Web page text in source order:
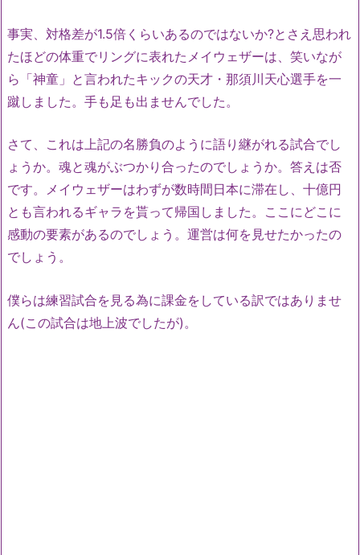
事実、対格差が1.5倍くらいあるのではないか?とさえ思われ
たほどの体重でリングに表れたメイウェザーは、笑いなが
ら「神童」と言われたキックの天才・那須川天心選手を一
蹴しました。手も足も出ませんでした。
さて、これは上記の名勝負のように語り継がれる試合でし
ょうか。魂と魂がぶつかり合ったのでしょうか。答えは否
です。メイウェザーはわずが数時間日本に滞在し、十億円
とも言われるギャラを貰って帰国しました。ここにどこに
感動の要素があるのでしょう。運営は何を見せたかったの
でしょう。
僕らは練習試合を見る為に課金をしている訳ではありませ
ん(この試合は地上波でしたが)。